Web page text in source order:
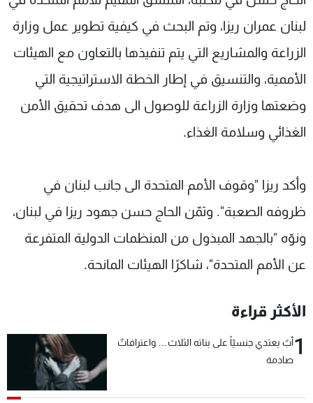
لبنان عمران ريزا، وتم البحث في كيفية تطوير عمل وزارة
الزراعة والمشاريع التي يتم تنفيذها بالتعاون مع الهيئات
الأممية، والتنسيق في إطار الخطة الاستراتيجية التي
وضعتها وزارة الزراعة للوصول الى هدف تحقيق الأمن
الغذائي وسلامة الغذاء.
وأكد ريزا "وقوف الأمم المتحدة الى جانب لبنان في
ظروفه الصعبة". وثمّن الحاج حسن جهود ريزا في لبنان،
ونوّه "بالجهد المبذول من المنظمات الدولية المتفرعة
عن الأمم المتحدة"، شاكرًا الهيئات المانحة.
الأكثر قراءة
1أبٌ يعتدي جنسيّاً على بناته الثلاث… واعترافاتٌ
صادمة
عن MTV
الإنـتـاج
لاعلاناتكم
وظائف
تواصل معنا
شروط الإسـتخدام
سياسة الخصوصية